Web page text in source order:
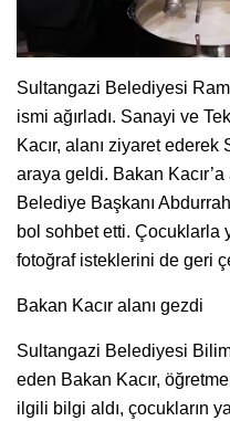
Sultangazi Belediyesi
ismi ağırladı. Sanayi ve
Kacır, alanı ziyaret
araya geldi. Bakan
Belediye Başkanı
bol sohbet etti. Çocuklarla
fotoğraf isteklerini de geri
Bakan Kacır alanı gezdi
Sultangazi Belediyesi
eden Bakan Kacır,
ilgili bilgi aldı, çocukların